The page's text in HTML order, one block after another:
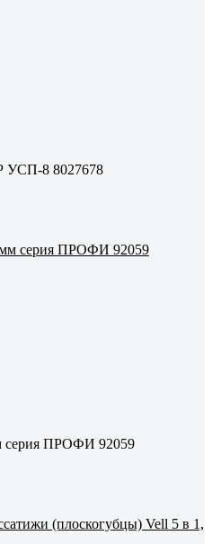
УСП-8 8027678
серия ПРОФИ 92059